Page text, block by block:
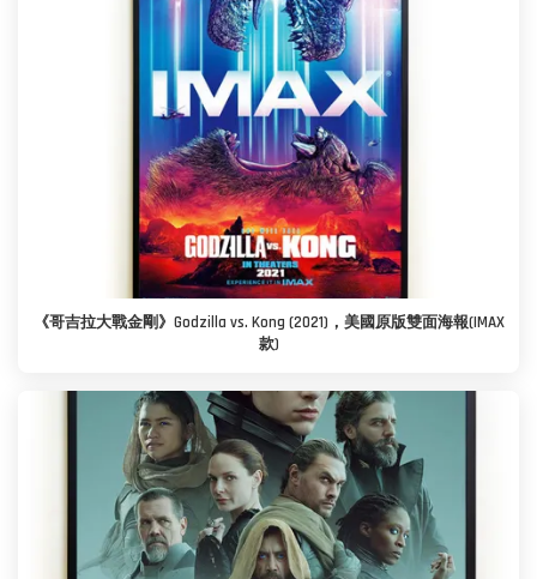
《哥吉拉大戰金剛》Godzilla vs. Kong (2021)，美國原版雙面海報(IMAX
款)